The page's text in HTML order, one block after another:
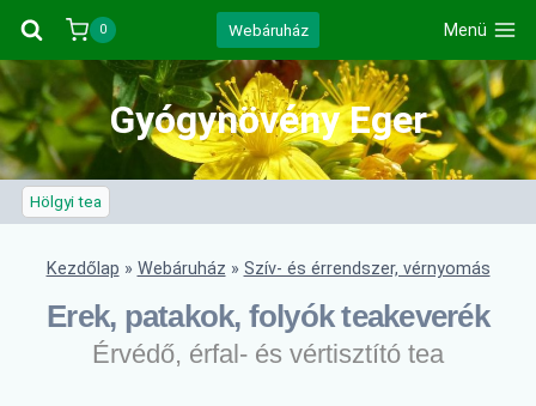
Skip
content
0 Webáruház Menü
Gyógynövény Eger
Hölgyi tea
Kezdőlap » Webáruház » Szív- és érrendszer, vérnyomás
Erek, patakok, folyók teakeverék
Érvédő, érfal- és vértisztító tea